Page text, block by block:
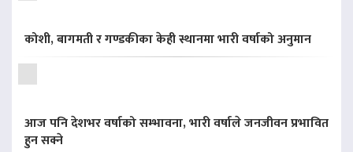
कोशी, बागमती र गण्डकीका केही स्थानमा भारी वर्षाको अनुमान
आज पनि देशभर वर्षाको सम्भावना, भारी वर्षाले जनजीवन प्रभावित
हुन सक्ने